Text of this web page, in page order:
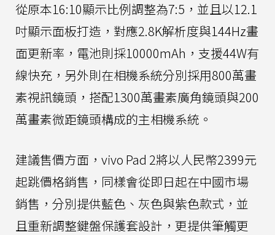
從原本16:10顯示比例調整為7:5，並且以12.1
吋顯示面板打造，對應2.8K解析度與144Hz畫
面更新率，電池則採10000mAh，支援44W有
線快充，另外則在相機系統分別採用800萬畫
素視訊鏡頭，搭配1300萬畫素廣角鏡頭與200
萬畫素微距鏡頭構成的主相機系統。
建議售價方面，vivo Pad 2將以人民幣2399元
起跳價格銷售，同樣會從即日起在中國市場
銷售，分別提供藍色、灰色與紫色款式，並
且重新調整鍵盤保護套設計，更提供筆觸更